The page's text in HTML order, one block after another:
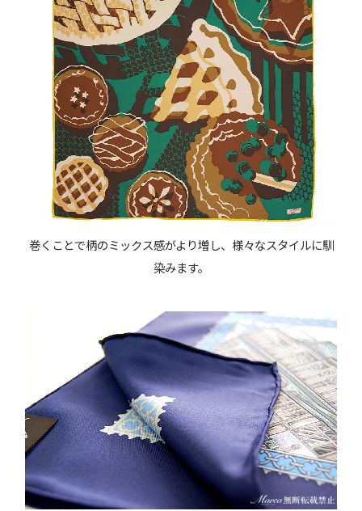
巻くことで柄のミックス感がより増し、様々なスタイルに馴
染みます。